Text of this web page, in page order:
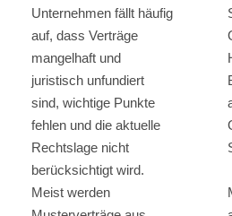
Unternehmen fällt häufig
auf, dass Verträge
mangelhaft und
juristisch unfundiert
sind, wichtige Punkte
fehlen und die aktuelle
Rechtslage nicht
berücksichtigt wird.
Meist werden